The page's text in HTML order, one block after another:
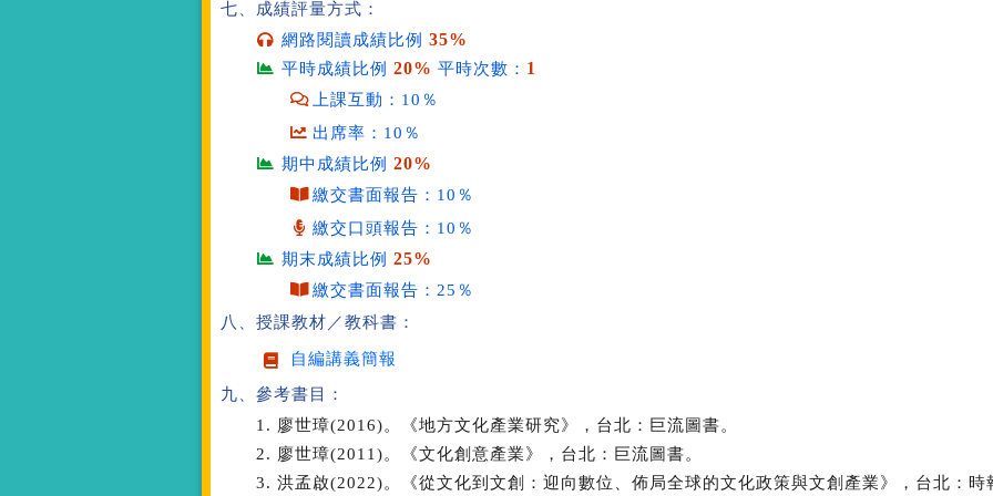
七、成績評量方式：
網路閱讀成績比例35%
平時成績比例20% 平時次數： 1
上課互動：10％
出席率：10％
期中成績比例20%
繳交書面報告：10％
繳交口頭報告：10％
期末成績比例25%
繳交書面報告：25％
八、授課教材／教科書：
自編講義簡報
九、參考書目：
1. 廖世璋(2016)。《地方文化產業研究》，台北：巨流圖書。
2. 廖世璋(2011)。《文化創意產業》，台北：巨流圖書。
3. 洪孟啟(2022)。《從文化到文創：迎向數位、佈局全球的文化政策與文創產業》，台北：時